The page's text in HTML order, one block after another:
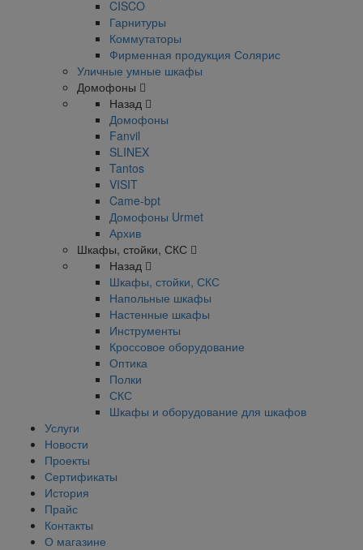
CISCO
Гарнитуры
Коммутаторы
Фирменная продукция Солярис
Уличные умные шкафы
Домофоны
Назад
Домофоны
Fanvil
SLINEX
Tantos
VISIT
Came-bpt
Домофоны Urmet
Архив
Шкафы, стойки, СКС
Назад
Шкафы, стойки, СКС
Напольные шкафы
Настенные шкафы
Инструменты
Кроссовое оборудование
Оптика
Полки
СКС
Шкафы и оборудование для шкафов
Услуги
Новости
Проекты
Сертификаты
История
Прайс
Контакты
О магазине